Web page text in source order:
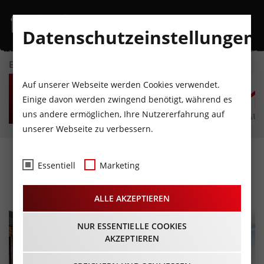
EVENTKALENDER
DO
6
AUGUST
FR
7
AUGUST
SA
8
AUGUST
SO
9
AUGUST
MO
10
AUGUST
Hausbergtag
12.03.2023 - Beginn 10:00 Uhr
Datenschutzeinstellungen
Auf unserer Webseite werden Cookies verwendet.
Einige davon werden zwingend benötigt, während es
uns andere ermöglichen, Ihre Nutzererfahrung auf
unserer Webseite zu verbessern.
Essentiell Marketing
ALLE AKZEPTIEREN
NUR ESSENTIELLE COOKIES
AKZEPTIEREN